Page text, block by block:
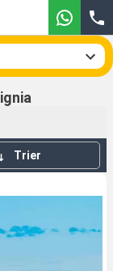
Trier